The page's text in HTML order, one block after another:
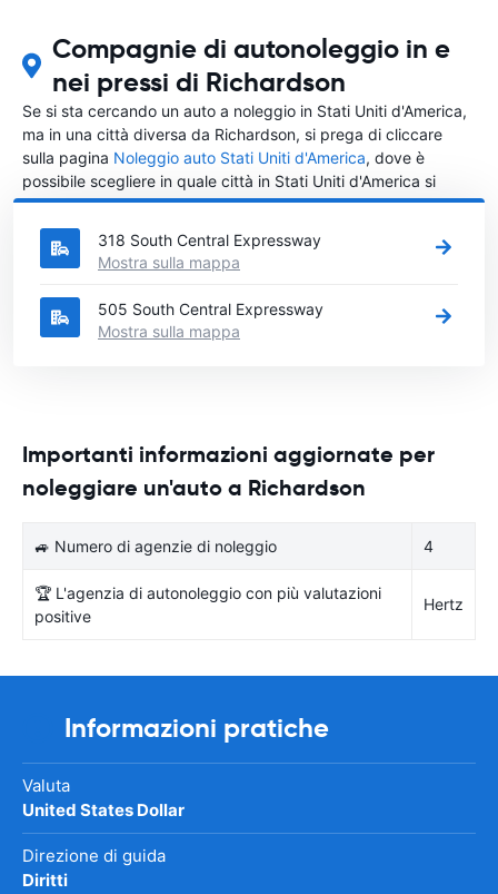
Compagnie di autonoleggio in e
nei pressi di Richardson
Se si sta cercando un auto a noleggio in Stati Uniti d'America,
ma in una città diversa da Richardson, si prega di cliccare
sulla pagina Noleggio auto Stati Uniti d'America, dove è
possibile scegliere in quale città in Stati Uniti d'America si
vuole noleggiare l'auto.
318 South Central Expressway
Mostra sulla mappa
505 South Central Expressway
Mostra sulla mappa
Importanti informazioni aggiornate per
noleggiare un'auto a Richardson
🚙 Numero di agenzie di noleggio 4
🏆 L'agenzia di autonoleggio con più valutazioni
positive
Hertz
Informazioni pratiche
Valuta
United States Dollar
Direzione di guida
Diritti